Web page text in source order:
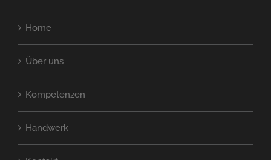
Home
Über uns
Kompetenzen
Handwerk